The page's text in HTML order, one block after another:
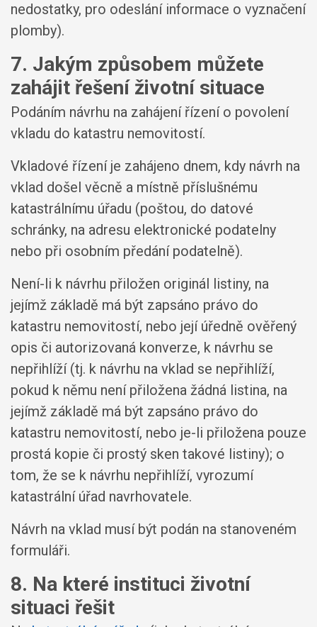
nedostatky, pro odeslání informace o vyznačení
plomby).
7. Jakým způsobem můžete
zahájit řešení životní situace
Podáním návrhu na zahájení řízení o povolení
vkladu do katastru nemovitostí.
Vkladové řízení je zahájeno dnem, kdy návrh na
vklad došel věcně a místně příslušnému
katastrálnímu úřadu (poštou, do datové
schránky, na adresu elektronické podatelny
nebo při osobním předání podatelně).
Není-li k návrhu přiložen originál listiny, na
jejímž základě má být zapsáno právo do
katastru nemovitostí, nebo její úředně ověřený
opis či autorizovaná konverze, k návrhu se
nepřihlíží (tj. k návrhu na vklad se nepřihlíží,
pokud k němu není přiložena žádná listina, na
jejímž základě má být zapsáno právo do
katastru nemovitostí, nebo je-li přiložena pouze
prostá kopie či prostý sken takové listiny); o
tom, že se k návrhu nepřihlíží, vyrozumí
katastrální úřad navrhovatele.
Návrh na vklad musí být podán na stanoveném
formuláři.
8. Na které instituci životní
situaci řešit